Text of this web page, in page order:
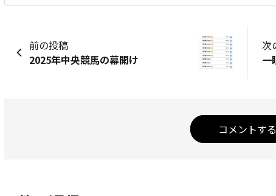
前の投稿
2025年中央競馬の幕開け
次
一
コメントする